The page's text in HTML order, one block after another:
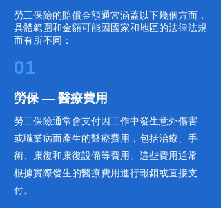
勞工保險的賠償金額通常涵蓋以下幾個方面，
具體範圍和金額可能因國家和地區的法律法規
而有所不同：
01
​勞保 — 醫療費用
勞工保險通常會支付因工作中發生意外傷害
或職業病而產生的醫療費用，包括治療、手
術、康復和康復設備等費用。這些費用通常
根據實際發生的醫療費用進行報銷或直接支
付。